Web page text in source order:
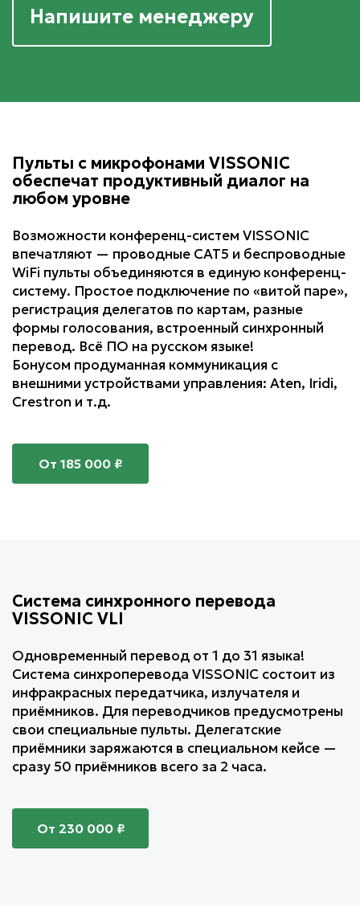
Напишите менеджеру
Пульты с микрофонами VISSONIC
обеспечат продуктивный диалог на
любом уровне
Возможности конференц-систем VISSONIC
впечатляют — проводные CAT5 и беспроводные
WiFi пульты объединяются в единую конференц-
систему. Простое подключение по «витой паре»,
регистрация делегатов по картам, разные
формы голосования, встроенный синхронный
перевод. Всё ПО на русском языке!
Бонусом продуманная коммуникация с
внешними устройствами управления: Aten, Iridi,
Crestron и т.д.
От 185 000 ₽
Система синхронного перевода
VISSONIC VLI
Одновременный перевод от 1 до 31 языка!
Система синхроперевода VISSONIC состоит из
инфракрасных передатчика, излучателя и
приёмников. Для переводчиков предусмотрены
свои специальные пульты. Делегатские
приёмники заряжаются в специальном кейсе —
сразу 50 приёмников всего за 2 часа.
От 230 000 ₽